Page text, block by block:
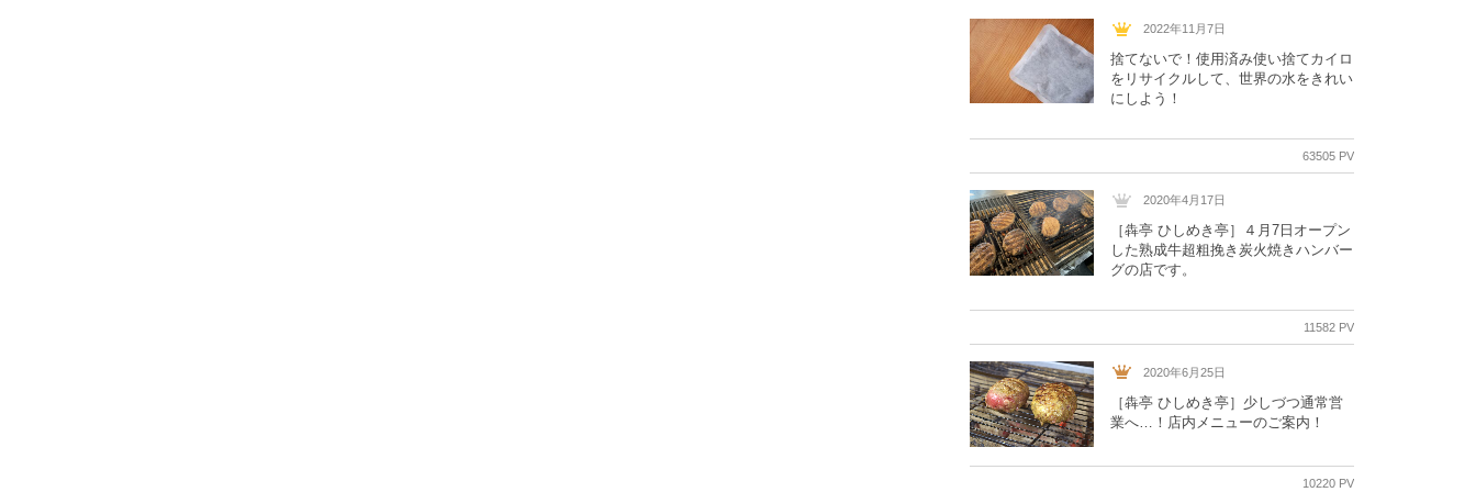
2022年11月7日
捨てないで！使用済み使い捨てカイロ
をリサイクルして、世界の水をきれい
にしよう！
63505 PV
2020年4月17日
［犇亭 ひしめき亭］４月7日オープン
した熟成牛超粗挽き炭火焼きハンバー
グの店です。
11582 PV
2020年6月25日
［犇亭 ひしめき亭］少しづつ通常営
業へ…！店内メニューのご案内！
10220 PV